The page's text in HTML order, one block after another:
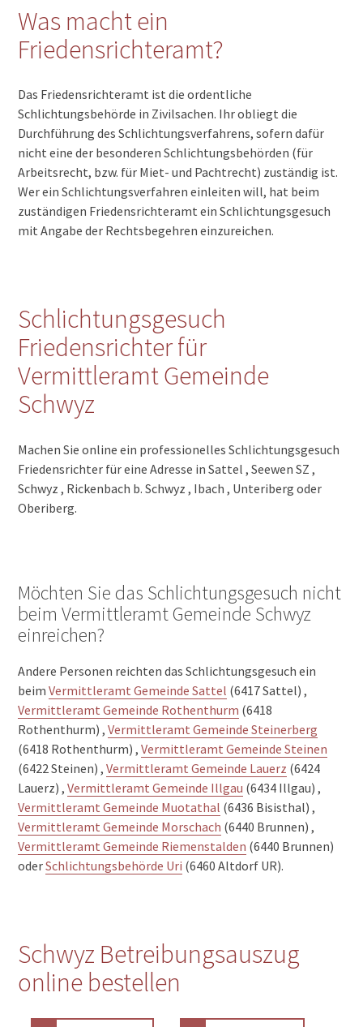
Was macht ein
Friedensrichteramt?
Das Friedensrichteramt ist die ordentliche
Schlichtungsbehörde in Zivilsachen. Ihr obliegt die
Durchführung des Schlichtungsverfahrens, sofern dafür
nicht eine der besonderen Schlichtungsbehörden (für
Arbeitsrecht, bzw. für Miet- und Pachtrecht) zuständig ist.
Wer ein Schlichtungsverfahren einleiten will, hat beim
zuständigen Friedensrichteramt ein Schlichtungsgesuch
mit Angabe der Rechtsbegehren einzureichen.
Schlichtungsgesuch
Friedensrichter für
Vermittleramt Gemeinde
Schwyz
Machen Sie online ein professionelles Schlichtungsgesuch
Friedensrichter für eine Adresse in Sattel , Seewen SZ ,
Schwyz , Rickenbach b. Schwyz , Ibach , Unteriberg oder
Oberiberg.
Möchten Sie das Schlichtungsgesuch nicht
beim Vermittleramt Gemeinde Schwyz
einreichen?
Andere Personen reichten das Schlichtungsgesuch ein
beimVermittleramt Gemeinde Sattel (6417 Sattel) ,
Vermittleramt Gemeinde Rothenthurm (6418
Rothenthurm) ,Vermittleramt Gemeinde Steinerberg
(6418 Rothenthurm) ,Vermittleramt Gemeinde Steinen
(6422 Steinen) ,Vermittleramt Gemeinde Lauerz (6424
Lauerz) ,Vermittleramt Gemeinde Illgau (6434 Illgau) ,
Vermittleramt Gemeinde Muotathal (6436 Bisisthal) ,
Vermittleramt Gemeinde Morschach (6440 Brunnen) ,
Vermittleramt Gemeinde Riemenstalden (6440 Brunnen)
oderSchlichtungsbehörde Uri (6460 Altdorf UR).
Schwyz Betreibungsauszug
online bestellen